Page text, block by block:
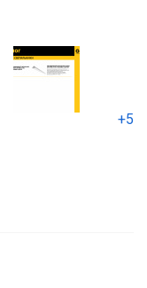
+5